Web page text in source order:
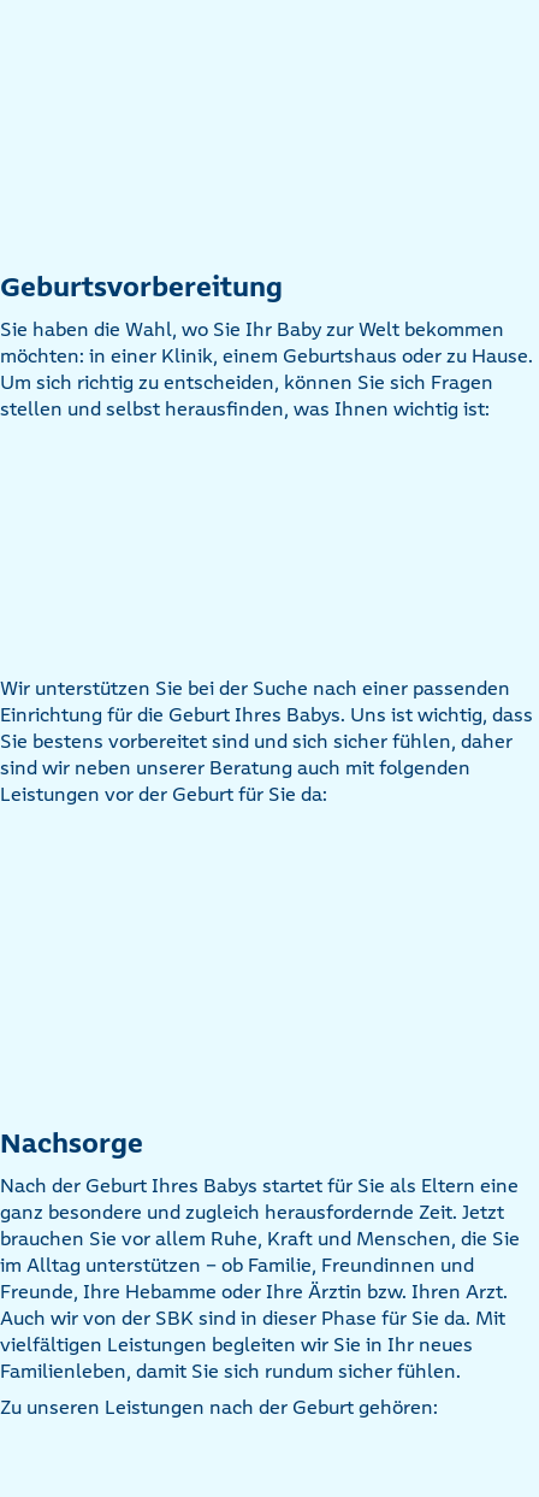
Geburtsvorbereitung
Sie haben die Wahl, wo Sie Ihr Baby zur Welt bekommen
möchten: in einer Klinik, einem Geburtshaus oder zu Hause.
Um sich richtig zu entscheiden, können Sie sich Fragen
stellen und selbst herausfinden, was Ihnen wichtig ist:
Wir unterstützen Sie bei der Suche nach einer passenden
Einrichtung für die Geburt Ihres Babys. Uns ist wichtig, dass
Sie bestens vorbereitet sind und sich sicher fühlen, daher
sind wir neben unserer Beratung auch mit folgenden
Leistungen vor der Geburt für Sie da:
Nachsorge
Nach der Geburt Ihres Babys startet für Sie als Eltern eine
ganz besondere und zugleich herausfordernde Zeit. Jetzt
brauchen Sie vor allem Ruhe, Kraft und Menschen, die Sie
im Alltag unterstützen – ob Familie, Freundinnen und
Freunde, Ihre Hebamme oder Ihre Ärztin bzw. Ihren Arzt.
Auch wir von der SBK sind in dieser Phase für Sie da. Mit
vielfältigen Leistungen begleiten wir Sie in Ihr neues
Familienleben, damit Sie sich rundum sicher fühlen.
Zu unseren Leistungen nach der Geburt gehören: